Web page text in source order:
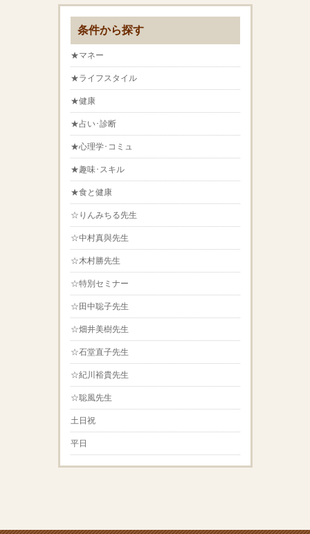
条件から探す
★マネー
★ライフスタイル
★健康
★占い･診断
★心理学･コミュ
★趣味･スキル
★食と健康
☆りんみちる先生
☆中村真與先生
☆木村勝先生
☆特別セミナー
☆田中聡子先生
☆畑井美樹先生
☆石堂直子先生
☆紀川裕貴先生
☆聡風先生
土日祝
平日